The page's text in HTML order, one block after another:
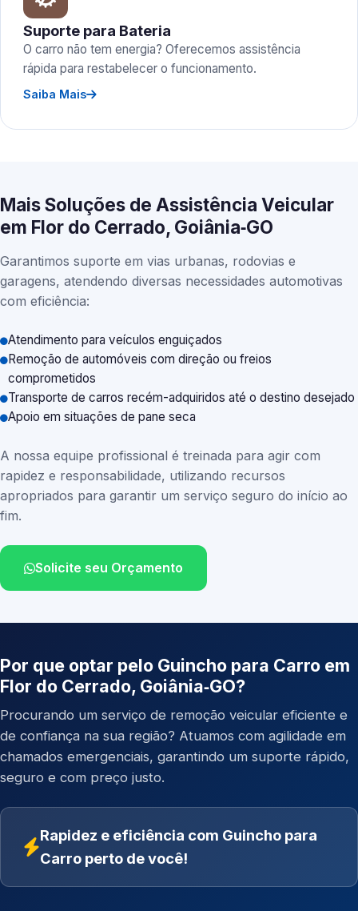
Suporte para Bateria
O carro não tem energia? Oferecemos assistência
rápida para restabelecer o funcionamento.
Saiba Mais
Mais Soluções de Assistência Veicular
em Flor do Cerrado, Goiânia‑GO
Garantimos suporte em vias urbanas, rodovias e
garagens, atendendo diversas necessidades automotivas
com eficiência:
Atendimento para veículos enguiçados
Remoção de automóveis com direção ou freios
comprometidos
Transporte de carros recém-adquiridos até o destino desejado
Apoio em situações de pane seca
A nossa equipe profissional é treinada para agir com
rapidez e responsabilidade, utilizando recursos
apropriados para garantir um serviço seguro do início ao
fim.
Solicite seu Orçamento
Por que optar pelo Guincho para Carro em
Flor do Cerrado, Goiânia‑GO?
Procurando um serviço de remoção veicular eficiente e
de confiança na sua região? Atuamos com agilidade em
chamados emergenciais, garantindo um suporte rápido,
seguro e com preço justo.
Rapidez e eficiência com Guincho para
Carro perto de você!